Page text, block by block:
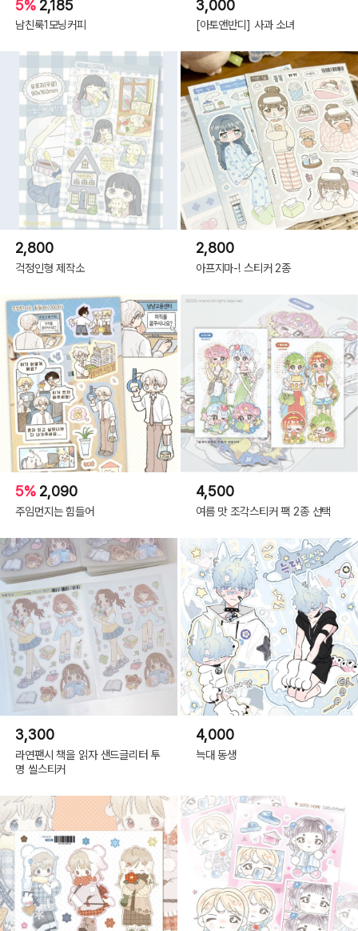
5% 2,185
남친룩1모닝커피
3,000
[아토앤반디] 사과 소녀
2,800
걱정인형 제작소
2,800
아프지마-! 스티커 2종
5% 2,090
주임먼지는 힘들어
4,500
여름 맛 조각스티커 팩 2종 선택
3,300
라연팬시 책을 읽자 샌드글리터 투
명 씰스티커
4,000
늑대 동생